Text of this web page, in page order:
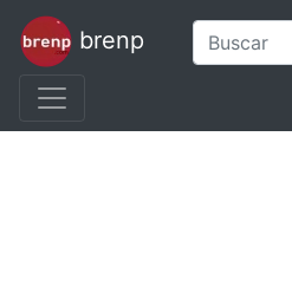
brenp